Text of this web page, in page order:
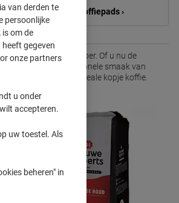
› Koffiepads ›
elke koffieliefhebber. Of u nu de
of de traditionele smaak van
aanbod en vind uw ideale kopje koffie.
van derden te
persoonlijke
om de
gegeven
onze partners
u onder
accepteren.
uw toestel. Als
beheren" in